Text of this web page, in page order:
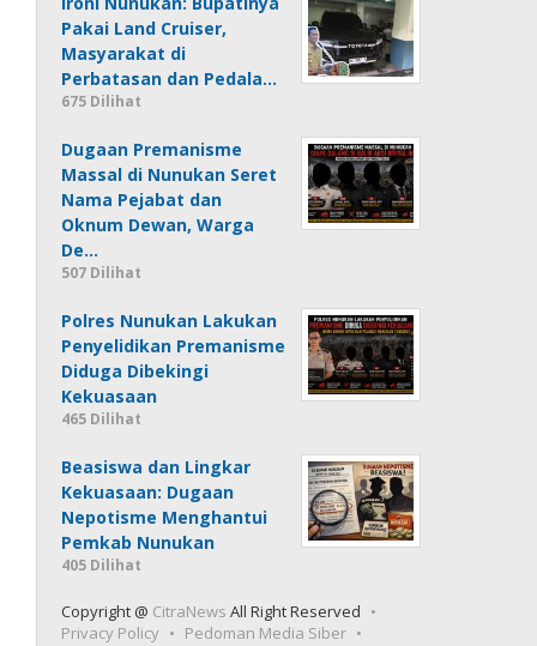
Pakai Land Cruiser,
Masyarakat di
Perbatasan dan Pedala…
675 Dilihat
Dugaan Premanisme
Massal di Nunukan Seret
Nama Pejabat dan
Oknum Dewan, Warga
De…
507 Dilihat
Polres Nunukan Lakukan
Penyelidikan Premanisme
Diduga Dibekingi
Kekuasaan
465 Dilihat
Beasiswa dan Lingkar
Kekuasaan: Dugaan
Nepotisme Menghantui
Pemkab Nunukan
405 Dilihat
Copyright @ CitraNews All Right Reserved
Privacy Policy
Pedoman Media Siber